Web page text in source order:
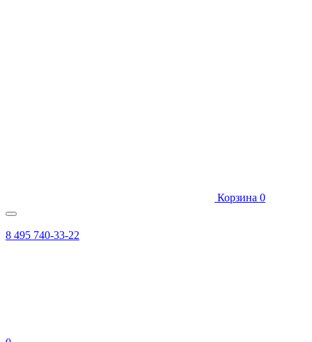
Корзина 0
8 495 740-33-22